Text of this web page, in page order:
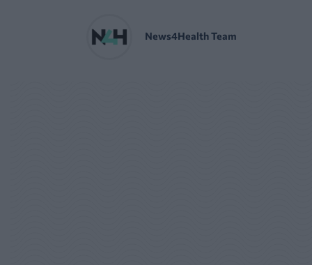
News4Health Team